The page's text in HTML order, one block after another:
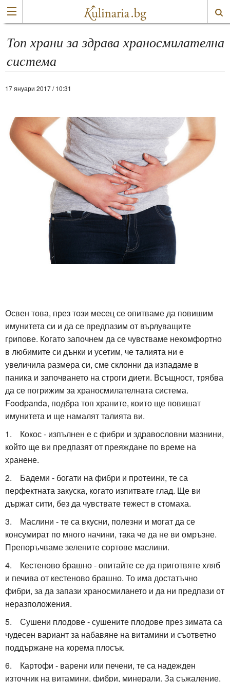
Топ храни за здрава храносмилателна
система
17 януари 2017 / 10:31
Освен това, през този месец се опитваме да повишим
имунитета си и да се предпазим от върлуващите
грипове. Когато започнем да се чувстваме некомфортно
в любимите си дънки и усетим, че талията ни е
увеличила размера си, сме склонни да изпадаме в
паника и започването на строги диети. Всъщност, трябва
да се погрижим за храносмилателната система.
Foodpanda, подбра топ храните, които ще повишат
имунитета и ще намалят талията ви.
1. Кокос - изпълнен е с фибри и здравословни мазнини,
който ще ви предпазят от преяждане по време на
хранене.
2. Бадеми - богати на фибри и протеини, те са
перфектната закуска, когато изпитвате глад. Ще ви
държат сити, без да чувствате тежест в стомаха.
3. Маслини - те са вкусни, полезни и могат да се
консумират по много начини, така че да не ви омръзне.
Препоръчваме зелените сортове маслини.
4. Кестеново брашно - опитайте се да приготвяте хляб
и печива от кестеново брашно. То има достатъчно
фибри, за да запази храносмилането и да ни предпази от
неразположения.
5. Сушени плодове - сушените плодове през зимата са
чудесен вариант за набавяне на витамини и съответно
поддържане на корема плосък.
6. Картофи - варени или печени, те са надежден
източник на витамини, фибри, минерали. За съжаление,